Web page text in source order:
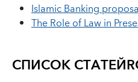
Islamic Banking
The Role of Law in
СПИСОК СТАТЕЙ